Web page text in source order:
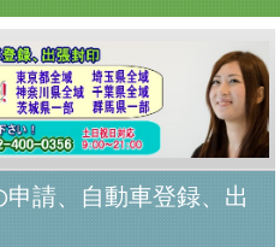
請、自動車登録、出